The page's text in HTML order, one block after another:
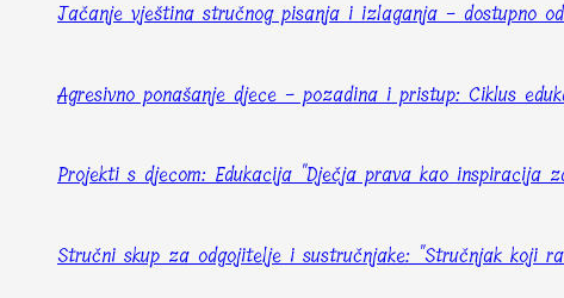
Jačanje vještina stručnog pisanja i izlaganja - dostupno
Agresivno ponašanje djece - pozadina i pristup: Ciklus
Projekti s djecom: Edukacija "Dječja prava kao inspiracija
Stručni skup za odgojitelje i sustručnjake: "Stručnjak koji